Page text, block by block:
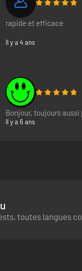
rapide et efficace
Il y a 4 ans
Bonjour, toujours
Il y a 6 ans
toutes langues